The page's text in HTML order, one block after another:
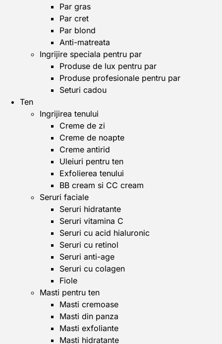
Par gras
Par cret
Par blond
Anti-matreata
Ingrijire speciala pentru par
Produse de lux pentru par
Produse profesionale pentru par
Seturi cadou
Ten
Ingrijirea tenului
Creme de zi
Creme de noapte
Creme antirid
Uleiuri pentru ten
Exfolierea tenului
BB cream si CC cream
Seruri faciale
Seruri hidratante
Seruri vitamina C
Seruri cu acid hialuronic
Seruri cu retinol
Seruri anti-age
Seruri cu colagen
Fiole
Masti pentru ten
Masti cremoase
Masti din panza
Masti exfoliante
Masti hidratante